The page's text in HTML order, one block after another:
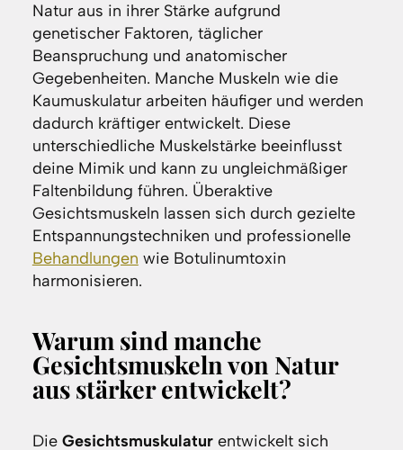
Natur aus in ihrer Stärke aufgrund
genetischer Faktoren, täglicher
Beanspruchung und anatomischer
Gegebenheiten. Manche Muskeln wie die
Kaumuskulatur arbeiten häufiger und werden
dadurch kräftiger entwickelt. Diese
unterschiedliche Muskelstärke beeinflusst
deine Mimik und kann zu ungleichmäßiger
Faltenbildung führen. Überaktive
Gesichtsmuskeln lassen sich durch gezielte
Entspannungstechniken und professionelle
Behandlungen wie Botulinumtoxin
harmonisieren.
Warum sind manche
Gesichtsmuskeln von Natur
aus stärker entwickelt?
Die Gesichtsmuskulaturentwickelt sich